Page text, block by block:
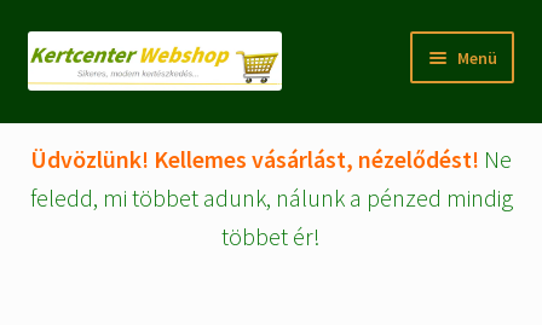
Ugrás
Kilépés
Menü
Rólunk
Fiókom/regisztráció
Üdvözlünk! Kellemes vásárlást, nézelődést! Ne
feledd, mi többet adunk, nálunk a pénzed mindig
többet ér!